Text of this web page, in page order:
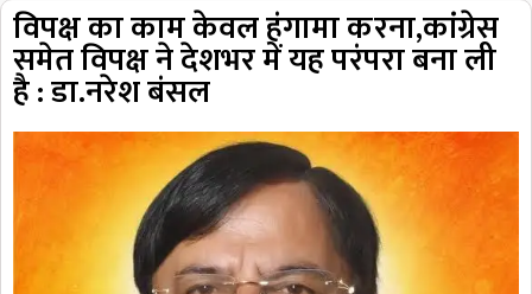
विपक्ष का काम केवल हंगामा करना,कांग्रेस
समेत विपक्ष ने देशभर में यह परंपरा बना ली
है : डा.नरेश बंसल